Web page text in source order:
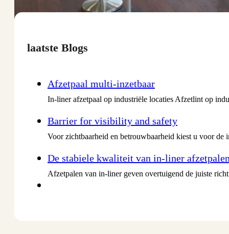
laatste Blogs
Afzetpaal multi-inzetbaar
In-liner afzetpaal op industriële locaties Afzetlint op
Barrier for visibility and safety
Voor zichtbaarheid en betrouwbaarheid kiest u voor
De stabiele kwaliteit van in-liner
Afzetpalen van in-liner geven overtuigend de juiste